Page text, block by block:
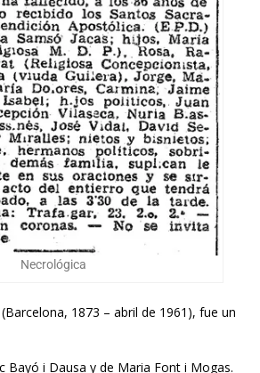
Necrológica
(Barcelona, 1873 – abril de 1961), fue un
Bayó i Dausa y de Maria Font i Mogas.